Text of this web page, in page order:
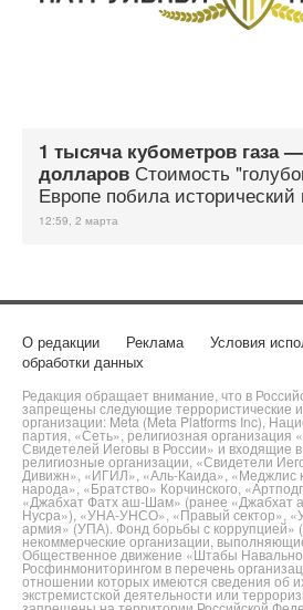
1 тысяча кубометров газа
долларов Стоимость
Европе побила
12:59, 2 марта
О редакции Реклама Условия
обработки данных
Редакция обращает внимание, что в
запрещены следующие террористические и
организации: Meta (Meta Platforms Inc),
партия, «Сеть», религиозная организация
Свидетелей Иеговы в России» и входящие
религиозные организации, «Свидетели
Дивижн», «ИГИЛ», «Аль-Каида», «Меджлис
народа», «Братство» Корчинского,
«Джабхат Фатх аш-Шам» (ранее «Джабхат
Нусра»), «УНА-УНСО», «Правый сектор»,
армия» (УПА). Фонд борьбы с коррупцией»
некоммерческие организации,
Общественное движение «Штабы
Росфинмониторингом в перечень
отношении которых имеются сведения об
экстремистской деятельности или